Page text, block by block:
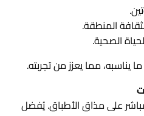
المنطقة.
الصحية.
يناسبه، مما يعزز من تجربته.
على مذاق الأطباق. يُفضل